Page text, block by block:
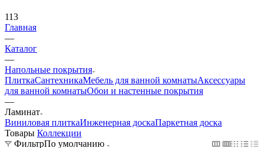
113
Главная
—
Каталог
—
Напольные покрытия
ПлиткаСантехникаМебель для ванной комнатыАксессуары
для ванной комнатыОбои и настенные покрытия
—
Ламинат
Виниловая плиткаИнженерная доскаПаркетная доска
Товары Коллекции
ФильтрПо умолчанию